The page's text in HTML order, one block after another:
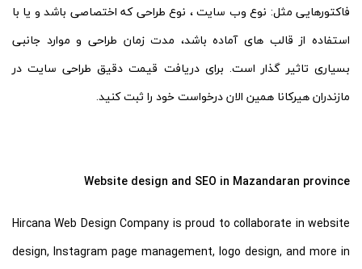
فاکتورهایی مثل: نوع وب سایت ، نوع طراحی که اختصاصی باشد و یا با
استفاده از قالب های آماده باشد، مدت زمان طراحی و موارد جانبی
بسیاری تاثیر گذار است. برای دریافت قیمت دقیق طراحی سایت در
مازندران هیرکانا همین الان درخواست خود را ثبت کنید.
Website design and SEO in Mazandaran province
Hircana Web Design Company is proud to collaborate in website
design, Instagram page management, logo design, and more in